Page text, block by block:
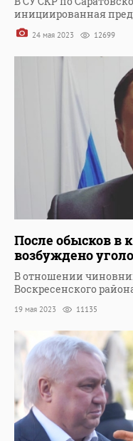
инициированная
24 мая 2023 12699
После обысков в
возбуждено
В отношении
Воскресенского
19 мая 2023 11135